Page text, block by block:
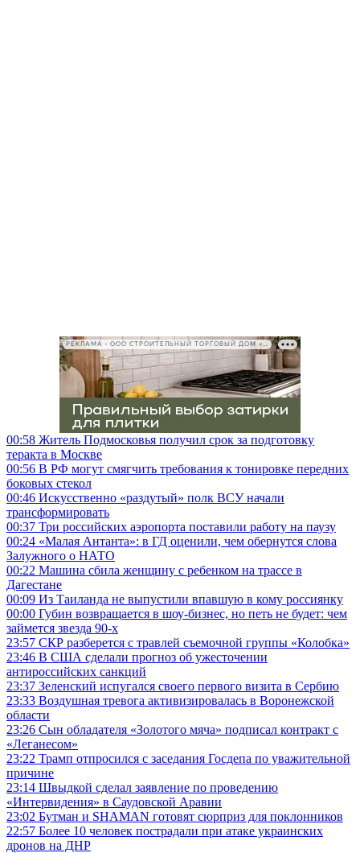
РЕКЛАМА • ООО СТРОИТЕЛЬНЫЙ ТОРГОВЫЙ ДОМ «ПЕТРОВИЧ», ИНН 7802348846
00:58 Житель Подмосковья получил срок за подготовку
теракта в Москве
00:56 В РФ могут смягчить требования к тонировке передних
боковых стекол
00:46 Искусственно «раздутый» полк ВСУ начали
трансформировать
00:37 Три российских аэропорта поставили работу на паузу
00:24 «Малая Антанта»: в ГД оценили, чем обернутся слова
Залужного о НАТО
00:22 Машина сбила женщину с ребенком на трассе в
Дагестане
00:09 Из Таиланда не выпустили впавшую в кому россиянку
00:00 Губин возвращается в шоу-бизнес, но петь не будет: чем
займется звезда 90-х
23:57 СКР разберется с травлей съемочной группы «Колобка»
23:46 В США сделали прогноз об ужесточении
антироссийских санкций
23:37 Зеленский испугался своего первого визита в Сербию
23:33 Воздушная тревога активизировалась в Воронежской
области
23:26 Сын обладателя «Золотого мяча» подписал контракт с
«Леганесом»
23:22 Трамп отпросился с заседания Госдепа по уважительной
причине
23:14 Швыдкой сделал заявление по проведению
«Интервидения» в Саудовской Аравии
23:02 Бутман и SHAMAN готовят сюрприз для поклонников
22:57 Более 10 человек пострадали при атаке украинских
дронов на ДНР